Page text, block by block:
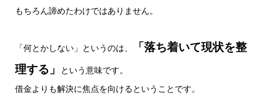
もちろん諦めたわけではありません。
「何とかしない」というのは、
「落ち着いて現状を整
理する」
という意味です。
借金よりも解決に焦点を向けるということです。